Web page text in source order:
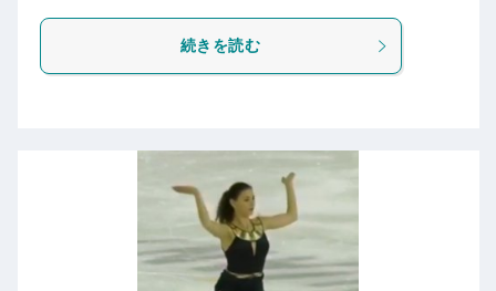
続きを読む